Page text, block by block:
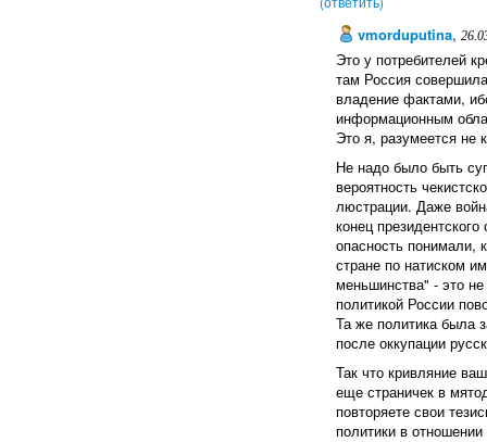
vmorduputina,
Это у потребителей
там Россия
владение фактами,
информационным
Это я, разумеется не
Не надо было быть
вероятность
люстрации. Даже
конец
опасность понимали,
стране по натиском
меньшинства" - это
политикой России
Та же политика была
после оккупации
Так что кривляние
еще страничек в
повторяете свои
политики в